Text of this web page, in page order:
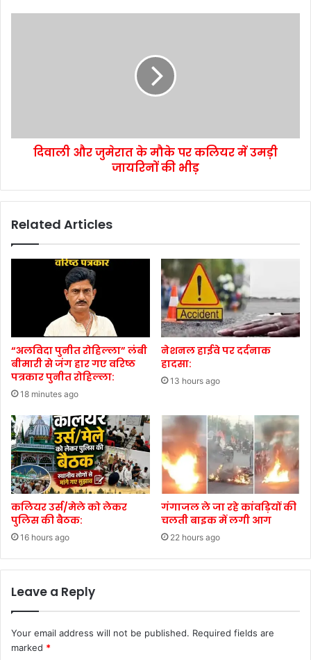
दिवाली और जुमेरात के मौके पर कलियर में उमड़ी
जायरिनों की भीड़
Related Articles
“अलविदा पुनीत रोहिल्ला” लंबी
बीमारी से जंग हार गए वरिष्ठ
पत्रकार पुनीत रोहिल्ला:
18 minutes ago
नेशनल हाईवे पर दर्दनाक
हादसा:
13 hours ago
कलियर उर्स/मेले को लेकर
पुलिस की बैठक:
16 hours ago
गंगाजल ले जा रहे कांवड़ियों की
चलती बाइक में लगी आग
22 hours ago
Leave a Reply
Your email address will not be published. Required fields are
marked *